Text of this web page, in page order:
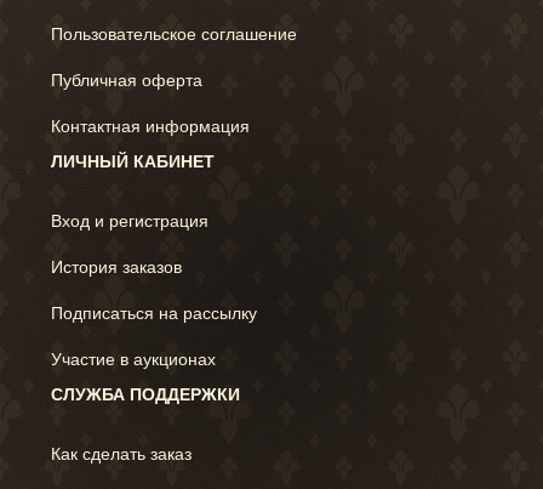
Пользовательское соглашение
Публичная оферта
Контактная информация
ЛИЧНЫЙ КАБИНЕТ
Вход и регистрация
История заказов
Подписаться на рассылку
Участие в аукционах
СЛУЖБА ПОДДЕРЖКИ
Как сделать заказ